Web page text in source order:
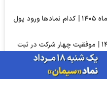
ترین‌های بورس چهارشنبه ۱۴ مردادماه ۱۴۰۵ | کدام نماد‌ها ورود پول
گزارش ماهانه صنعت روانکار تیر ۱۴۰۵ | موفقیت چهار شرکت در ثبت
پذیره‌نویسی صندوق نقره «سیان» از ۱۸ مرداد | جزئیات یازدهمین